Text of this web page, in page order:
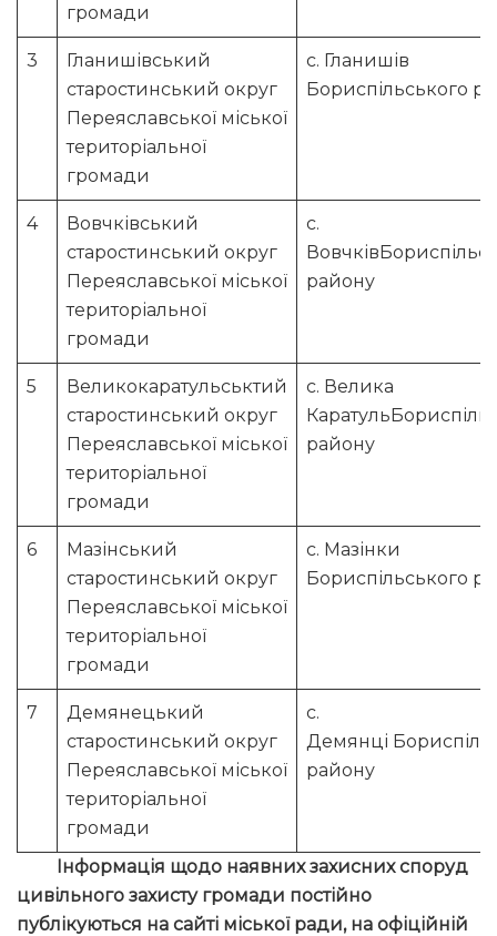
громади
3
Гланишівський
старостинський округ
Переяславської міської
територіальної
громади
с. Гланишів
Бориспільського
4
Вовчківський
старостинський округ
Переяславської міської
територіальної
громади
с.
району
5
Великокаратульськтий
старостинський округ
Переяславської міської
територіальної
громади
с. Велика
району
6
Мазінський
старостинський округ
Переяславської міської
територіальної
громади
с. Мазінки
Бориспільського
7
Демянецький
старостинський округ
Переяславської міської
територіальної
громади
с.
Демянці
району
Інформація щодо наявних захисних споруд
цивільного захисту громади постійно
публікуються на сайті міської ради, на офіційній